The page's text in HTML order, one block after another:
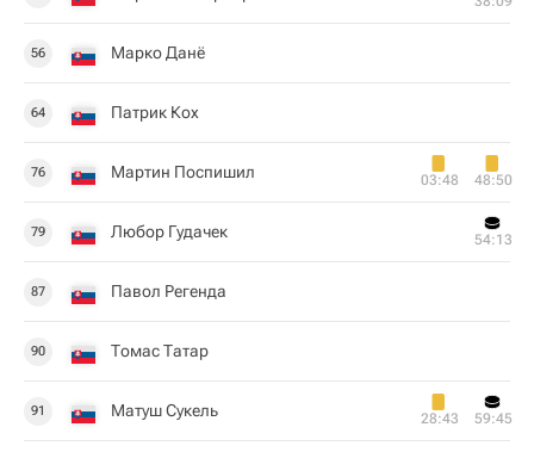
56 Марко Данё
64 Патрик Кох
76 Мартин Поспишил 03:48 48:50
79 Любор Гудачек 54:13
87 Павол Регенда
90 Томас Татар
91 Матуш Сукель 28:43 59:45